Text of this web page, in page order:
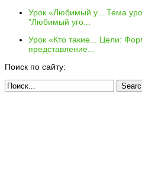
Урок «Любимый у...
Тема
"Любимый уго...
Урок «Кто такие...
Цели:
представление...
Поиск по сайту: